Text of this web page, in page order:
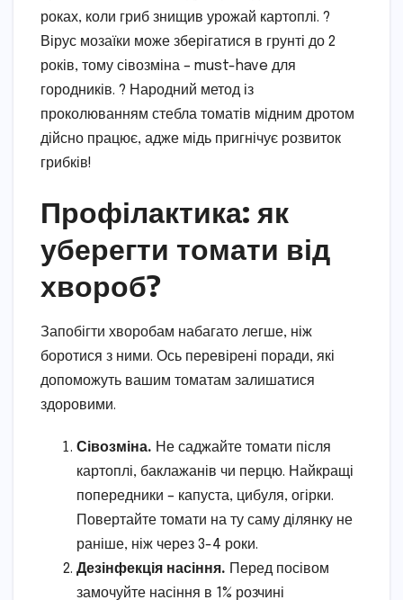
роках, коли гриб знищив урожай картоплі. ?
Вірус мозаїки може зберігатися в грунті до 2
років, тому сівозміна – must-have для
городників. ? Народний метод із
проколюванням стебла томатів мідним дротом
дійсно працює, адже мідь пригнічує розвиток
грибків!
Профілактика: як
уберегти томати від
хвороб?
Запобігти хворобам набагато легше, ніж
боротися з ними. Ось перевірені поради, які
допоможуть вашим томатам залишатися
здоровими.
Сівозміна. Не саджайте томати після
картоплі, баклажанів чи перцю. Найкращі
попередники – капуста, цибуля, огірки.
Повертайте томати на ту саму ділянку не
раніше, ніж через 3-4 роки.
Дезінфекція насіння. Перед посівом
замочуйте насіння в 1% розчині